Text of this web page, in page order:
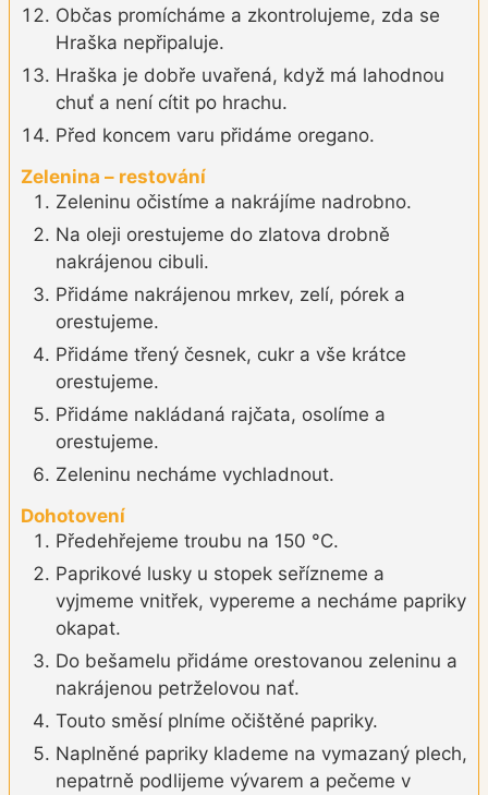
Občas promícháme a zkontrolujeme, zda se
Hraška nepřipaluje.
Hraška je dobře uvařená, když má lahodnou
chuť a není cítit po hrachu.
Před koncem varu přidáme oregano.
Zelenina – restování
Zeleninu očistíme a nakrájíme nadrobno.
Na oleji orestujeme do zlatova drobně
nakrájenou cibuli.
Přidáme nakrájenou mrkev, zelí, pórek a
orestujeme.
Přidáme třený česnek, cukr a vše krátce
orestujeme.
Přidáme nakládaná rajčata, osolíme a
orestujeme.
Zeleninu necháme vychladnout.
Dohotovení
Předehřejeme troubu na 150 °C.
Paprikové lusky u stopek seřízneme a
vyjmeme vnitřek, vypereme a necháme papriky
okapat.
Do bešamelu přidáme orestovanou zeleninu a
nakrájenou petrželovou nať.
Touto směsí plníme očištěné papriky.
Naplněné papriky klademe na vymazaný plech,
nepatrně podlijeme vývarem a pečeme v